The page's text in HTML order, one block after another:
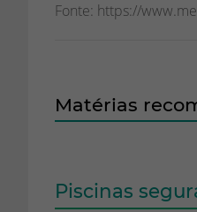
Fonte: https://
Matérias
Piscinas